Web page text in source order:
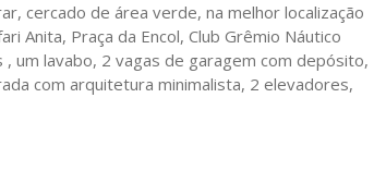
cercado de área verde, na melhor localização
Anita, Praça da Encol, Club Grêmio Náutico
um lavabo, 2 vagas de garagem com depósito,
com arquitetura minimalista, 2 elevadores,